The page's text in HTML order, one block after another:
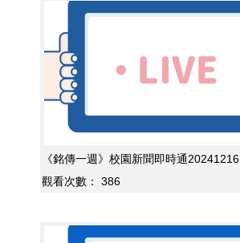
《銘傳一週》校園新聞即時通20241216
觀看次數：
386